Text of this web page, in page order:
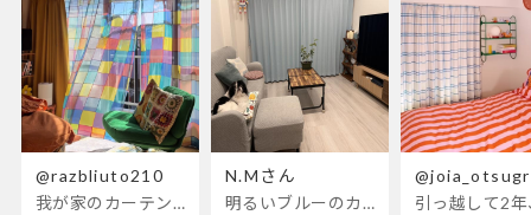
@razbliuto210
我が家のカーテンが新しくなりました🌼早起きが超絶苦手な私が、思わず朝カーテンを開けて光合成するようになったステンドグラスカーテン…！
N.Mさん
明るいブルーのカーテンで、部屋全体が明るく。白を基調とした部屋にぴったりです。